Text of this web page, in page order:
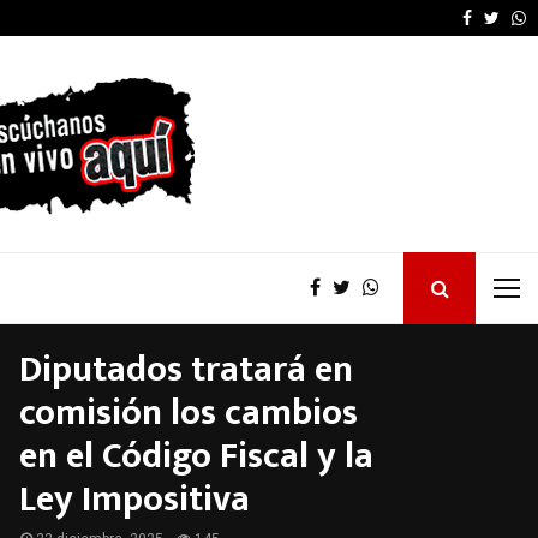
Furia de Patricia
Diputados tratará en
comisión los cambios
en el Código Fiscal y la
Ley Impositiva